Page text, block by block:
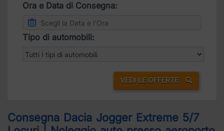
Ora e Data di Consegna:
Tipo di automobili:
VEDI LE OFFERTE
Consegna Dacia Jogger Extreme 5/7